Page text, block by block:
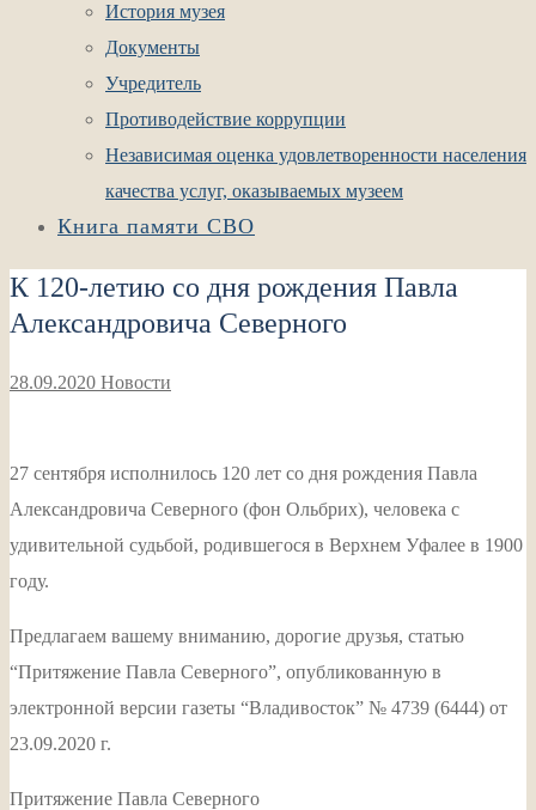
История музея
Документы
Учредитель
Противодействие коррупции
Независимая оценка удовлетворенности населения
качества услуг, оказываемых музеем
Книга памяти СВО
К 120-летию со дня рождения Павла
Александровича Северного
28.09.2020 Новости
27 сентября исполнилось 120 лет со дня рождения Павла
Александровича Северного (фон Ольбрих), человека с
удивительной судьбой, родившегося в Верхнем Уфалее в 1900
году.
Предлагаем вашему вниманию, дорогие друзья, статью
“Притяжение Павла Северного”, опубликованную в
электронной версии газеты “Владивосток” № 4739 (6444) от
23.09.2020 г.
Притяжение Павла Северного